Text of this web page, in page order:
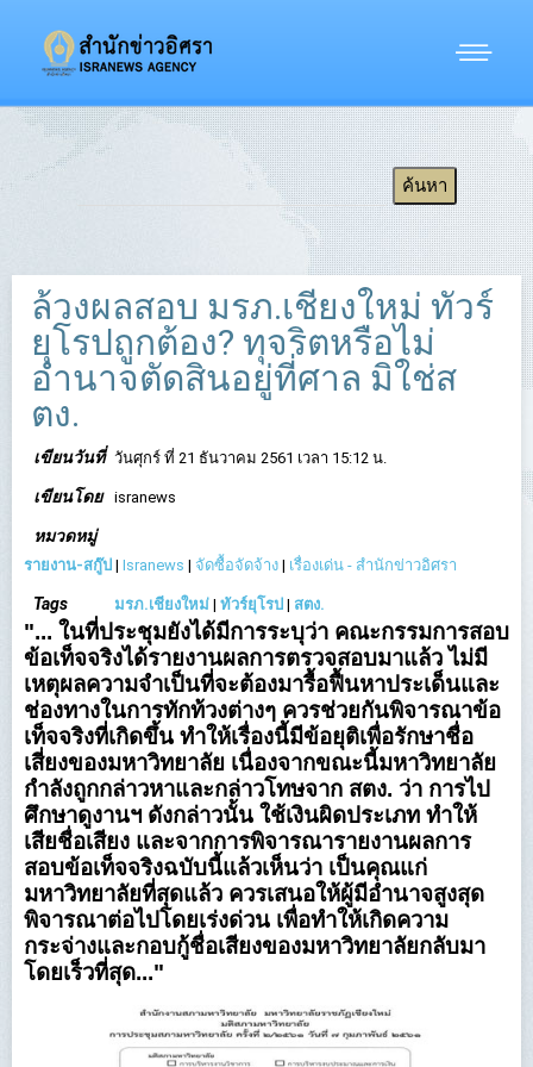
ล้วงผลสอบ มรภ.เชียงใหม่ ทัวร์
ยุโรปถูกต้อง? ทุจริตหรือไม่
อำนาจตัดสินอยู่ที่ศาล มิใช่ส
ตง.
เขียนวันที่ วันศุกร์ ที่ 21 ธันวาคม 2561 เวลา 15:12 น.
เขียนโดย isranews
หมวดหมู่
รายงาน-สกู๊ป | Isranews | จัดซื้อจัดจ้าง | เรื่องเด่น - สำนักข่าวอิศรา
Tags มรภ.เชียงใหม่ | ทัวร์ยุโรป | สตง.
"... ในที่ประชุมยังได้มีการระบุว่า คณะกรรมการสอบ
ข้อเท็จจริงได้รายงานผลการตรวจสอบมาแล้ว ไม่มี
เหตุผลความจำเป็นที่จะต้องมารื้อฟื้นหาประเด็นและ
ช่องทางในการทักท้วงต่างๆ ควรช่วยกันพิจารณาข้อ
เท็จจริงที่เกิดขึ้น ทำให้เรื่องนี้มีข้อยุติเพื่อรักษาชื่อ
เสี่ยงของมหาวิทยาลัย เนื่องจากขณะนี้มหาวิทยาลัย
กำลังถูกกล่าวหาและกล่าวโทษจาก สตง. ว่า การไป
ศึกษาดูงานฯ ดังกล่าวนั้น ใช้เงินผิดประเภท ทำให้
เสียชื่อเสียง และจากการพิจารณารายงานผลการ
สอบข้อเท็จจริงฉบับนี้แล้วเห็นว่า เป็นคุณแก่
มหาวิทยาลัยที่สุดแล้ว ควรเสนอให้ผู้มีอำนาจสูงสุด
พิจารณาต่อไปโดยเร่งด่วน เพื่อทำให้เกิดความ
กระจ่างและกอบกู้ชื่อเสียงของมหาวิทยาลัยกลับมา
โดยเร็วที่สุด..."